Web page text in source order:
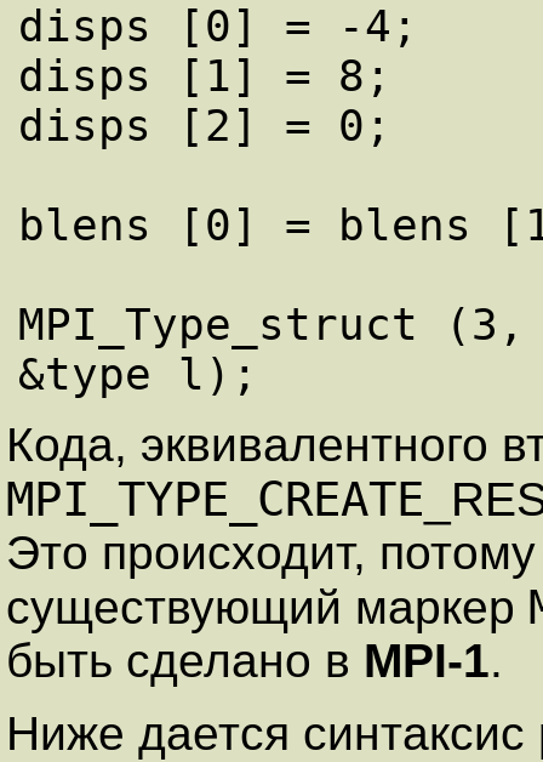
disps [0] = -4;
disps [1] = 8;
disps [2] = 0;
blens [0] = blens
MPI_Type_struct
Кода, эквивалентного
MPI_TYPE_CREATE
Это происходит,
существующий маркер
быть сделано в MPI-1.
Ниже дается